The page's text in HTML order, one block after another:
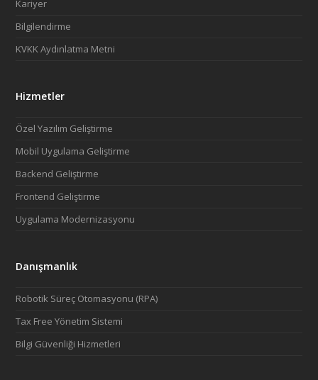
Kariyer
Bilgilendirme
KVKK Aydınlatma Metni
Hizmetler
Özel Yazılım Geliştirme
Mobil Uygulama Geliştirme
Backend Geliştirme
Frontend Geliştirme
Uygulama Modernizasyonu
Danışmanlık
Robotik Süreç Otomasyonu (RPA)
Tax Free Yönetim Sistemi
Bilgi Güvenliği Hizmetleri